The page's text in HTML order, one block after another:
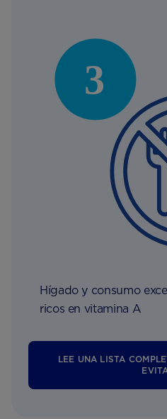
Hígado y consumo
ricos en vitamina A
LEE UNA LISTA